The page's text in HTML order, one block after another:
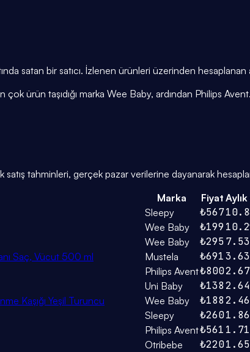
satan bir satıcı. İzlenen ürünleri üzerinden
çok ürün taşıdığı marka Wee Baby, ardından Philips Avent.
satış tahminleri, gerçek pazar verilerine dayanarak
Marka Fiyat Aylık
Sleepy ₺567
Wee Baby ₺199
Wee Baby ₺295
Saç, Vücut 500 ml Mustela ₺691
Philips Avent₺800
Uni Baby ₺138
Kaşığı Yeşil Turuncu Wee Baby ₺188
Sleepy ₺260
Philips Avent₺561
Otribebe ₺220